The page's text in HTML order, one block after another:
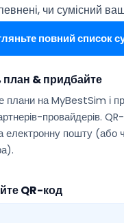
чи сумісний
повний список
план & придбайте
плани на MyBestSim і
провайдерів.
електронну пошту (або
QR-код